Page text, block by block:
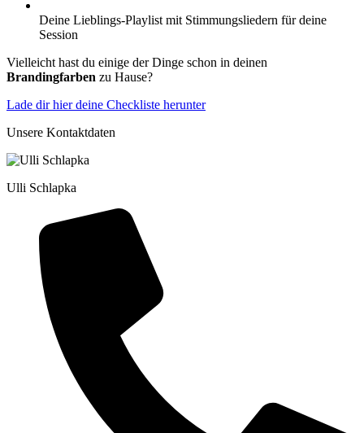
Deine Lieblings-Playlist mit Stimmungsliedern für deine
Session
Vielleicht hast du einige der Dinge schon in deinen
Brandingfarben zu Hause?
Lade dir hier deine Checkliste herunter
Unsere Kontaktdaten
Ulli Schlapka